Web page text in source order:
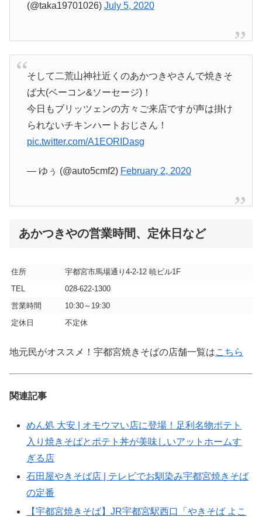
(@taka19701026) July 5, 2020
そして二荒山神社近くのあかつきやさんで焼きそ
ば大(ベーコン&ソーセージ)！
今日もブリッツェンの方々ご来店ですが声は掛け
られないチキンハートおじさん！
pic.twitter.com/A1EORIDasg
— ゆぅ (@auto5cmf2) February 2, 2020
あかつきやの営業時間、定休日など
住所
宇都宮市馬場通り4-2-12 暁ビル1F
TEL
028-622-1300
営業時間
10:30～19:30
定休日
不定休
地元民がオススメ！宇都宮焼きそばの店舗一覧はこちら
関連記事
めん処 大安 | オモウマい店に登場！足利名物ポテト
入り焼きそばとポテト丼が美味しいアットホームす
ぎる店
石田屋やきそば店 | テレビでお馴染み宇都宮焼きそば
の定番
【宇都宮焼きそば】JR宇都宮駅西口「やきそば よこ